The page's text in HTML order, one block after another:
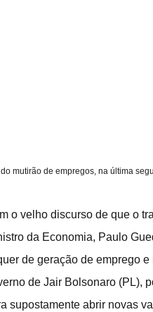
do mutirão de empregos, na última
o velho discurso de que o
da Economia, Paulo
de geração de emprego
de Jair Bolsonaro (PL),
supostamente abrir novas